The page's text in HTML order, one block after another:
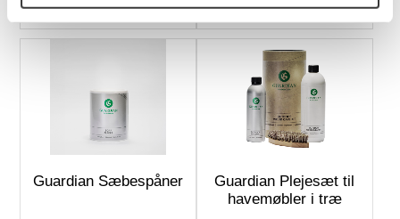
Guardian Sæbespåner
Guardian Plejesæt til
havemøbler i træ